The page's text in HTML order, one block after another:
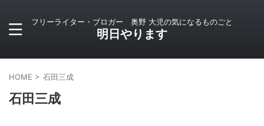
フリーライター・ブロガー 奥野 大児の気になるものごと
明日やります
HOME > 石田三成
石田三成